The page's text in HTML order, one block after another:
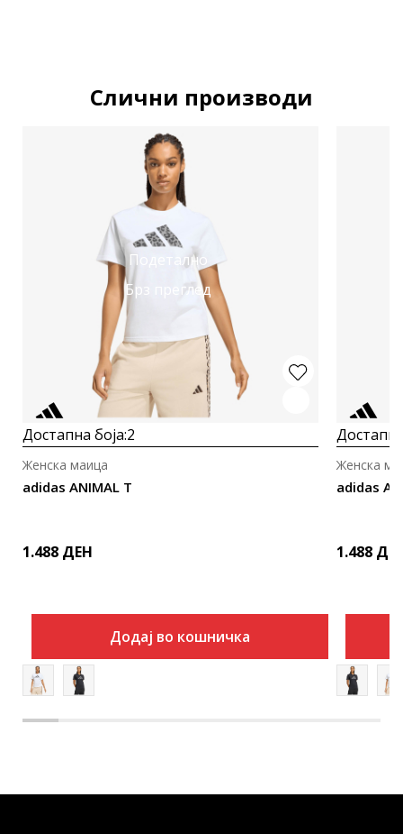
Слични производи
Подетално
Брз преглед
Достапна боја:2
adidas ANIMAL T
Женска маица
1.488 ДЕН
Додај во кошничка
adidas
Женска
1.488